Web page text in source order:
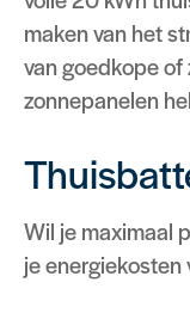
maken van het
van goedkope
zonnepanelen
Wil je maximaal
je